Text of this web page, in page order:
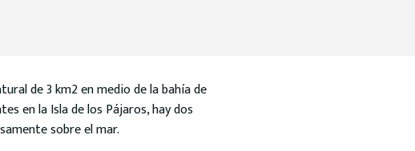
de 3 km2 en medio de la bahía de
en la Isla de los Pájaros, hay dos
sobre el mar.